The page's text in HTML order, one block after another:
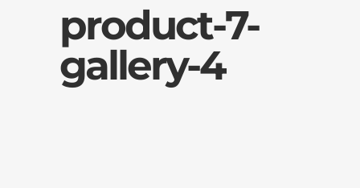
product-7-
gallery-4